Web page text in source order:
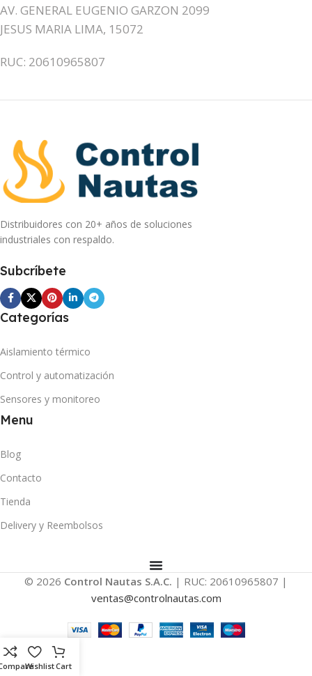
AV. GENERAL EUGENIO GARZON 2099
JESUS MARIA LIMA, 15072
RUC: 20610965807
Distribuidores con 20+ años de soluciones
industriales con respaldo.
Subcríbete
Categorías
Aislamiento térmico
Control y automatización
Sensores y monitoreo
Menu
Blog
Contacto
Tienda
Delivery y Reembolsos
© 2026 Control Nautas S.A.C. | RUC: 20610965807 |
ventas@controlnautas.com
WishlistCart